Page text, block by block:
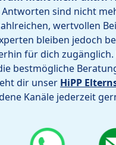
sind nicht
wertvollen
bleiben jedoch
für dich
bestmögliche
dir unser HiPP
Kanäle jederzeit